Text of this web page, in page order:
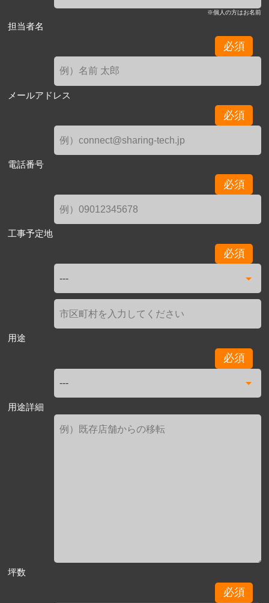
※個人の方はお名前
担当者名
必須
メールアドレス
必須
電話番号
必須
工事予定地
必須
用途
必須
用途詳細
坪数
必須